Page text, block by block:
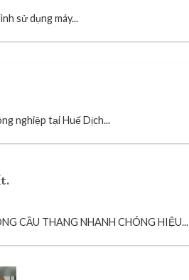
sử dụng máy...
nghiệp tại Huế Dịch...
CẦU THANG NHANH CHÓNG HIỆU...